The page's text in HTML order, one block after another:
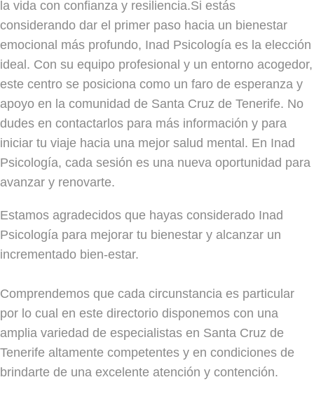
la vida con confianza y resiliencia.Si estás
considerando dar el primer paso hacia un bienestar
emocional más profundo, Inad Psicología es la elección
ideal. Con su equipo profesional y un entorno acogedor,
este centro se posiciona como un faro de esperanza y
apoyo en la comunidad de Santa Cruz de Tenerife. No
dudes en contactarlos para más información y para
iniciar tu viaje hacia una mejor salud mental. En Inad
Psicología, cada sesión es una nueva oportunidad para
avanzar y renovarte.
Estamos agradecidos que hayas considerado Inad
Psicología para mejorar tu bienestar y alcanzar un
incrementado bien-estar.
Comprendemos que cada circunstancia es particular
por lo cual en este directorio disponemos con una
amplia variedad de especialistas en Santa Cruz de
Tenerife altamente competentes y en condiciones de
brindarte de una excelente atención y contención.